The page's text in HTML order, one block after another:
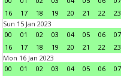
16
17 18 19 20 21 22
23
Sun 15 Jan 2023
00
01 02 03 04 05 06 07
16
17 18 19 20 21 22
23
Mon 16 Jan 2023
00
01 02 03 04 05 06 07